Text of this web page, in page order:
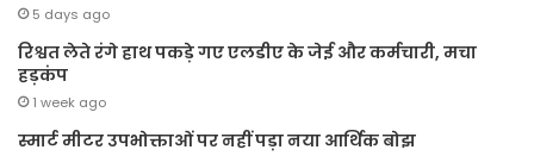
5 days ago
रिश्वत लेते रंगे हाथ पकड़े गए एलडीए के जेई और कर्मचारी, मचा
हड़कंप
1 week ago
स्मार्ट मीटर उपभोक्ताओं पर नहीं पड़ा नया आर्थिक बोझ